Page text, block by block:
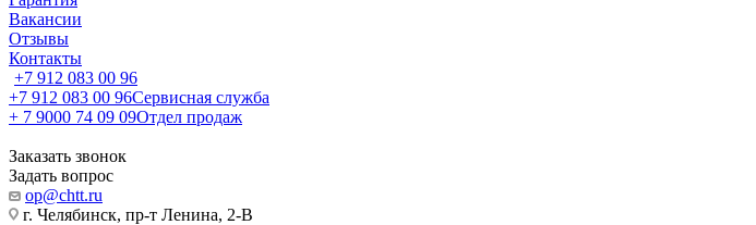
Вакансии
Отзывы
Контакты
+7 912 083 00 96
+7 912 083 00 96Сервисная служба
+ 7 9000 74 09 09Отдел продаж
Заказать звонок
Задать вопрос
op@chtt.ru
г. Челябинск, пр-т Ленина, 2-В